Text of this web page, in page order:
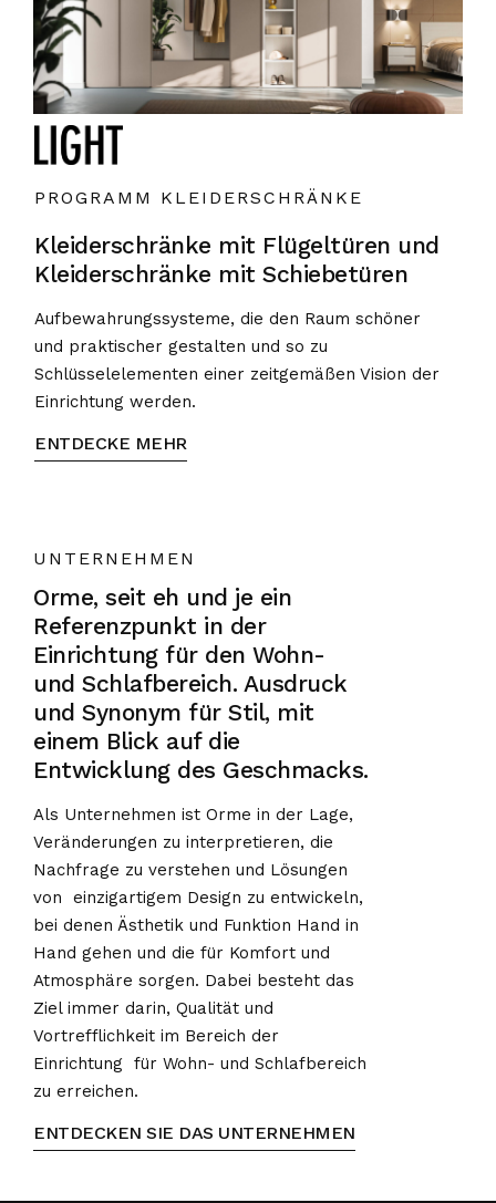
PROGRAMM KLEIDERSCHRÄNKE
Kleiderschränke mit Flügeltüren und
Kleiderschränke mit Schiebetüren
Aufbewahrungssysteme, die den Raum schöner
und praktischer gestalten und so zu
Schlüsselelementen einer zeitgemäßen Vision der
Einrichtung werden.
ENTDECKE MEHR
UNTERNEHMEN
Orme, seit eh und je ein
Referenzpunkt in der
Einrichtung für den Wohn-
und Schlafbereich. Ausdruck
und Synonym für Stil, mit
einem Blick auf die
Entwicklung des Geschmacks.
Als Unternehmen ist Orme in der Lage,
Veränderungen zu interpretieren, die
Nachfrage zu verstehen und Lösungen
von einzigartigem Design zu entwickeln,
bei denen Ästhetik und Funktion Hand in
Hand gehen und die für Komfort und
Atmosphäre sorgen. Dabei besteht das
Ziel immer darin, Qualität und
Vortrefflichkeit im Bereich der
Einrichtung für Wohn- und Schlafbereich
zu erreichen.
ENTDECKEN SIE DAS UNTERNEHMEN